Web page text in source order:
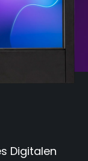
Digitalen